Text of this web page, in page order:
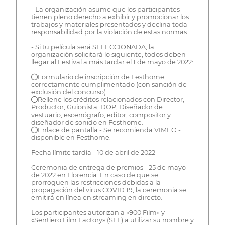
- La organización asume que los participantes
tienen pleno derecho a exhibir y promocionar los
trabajos y materiales presentados y declina toda
responsabilidad por la violación de estas normas.
- Si tu película será SELECCIONADA, la
organización solicitará lo siguiente; todos deben
llegar al Festival a más tardar el 1 de mayo de 2022:
●Formulario de inscripción de Festhome
correctamente cumplimentado (con sanción de
exclusión del concurso).
●Rellene los créditos relacionados con Director,
Productor, Guionista, DOP, Diseñador de
vestuario, escenógrafo, editor, compositor y
diseñador de sonido en Festhome.
●Enlace de pantalla - Se recomienda VIMEO -
disponible en Festhome.
Fecha límite tardía - 10 de abril de 2022
Ceremonia de entrega de premios - 25 de mayo
de 2022 en Florencia. En caso de que se
prorroguen las restricciones debidas a la
propagación del virus COVID 19, la ceremonia se
emitirá en línea en streaming en directo.
Los participantes autorizan a «900 Film» y
«Sentiero Film Factory» (SFF) a utilizar su nombre y